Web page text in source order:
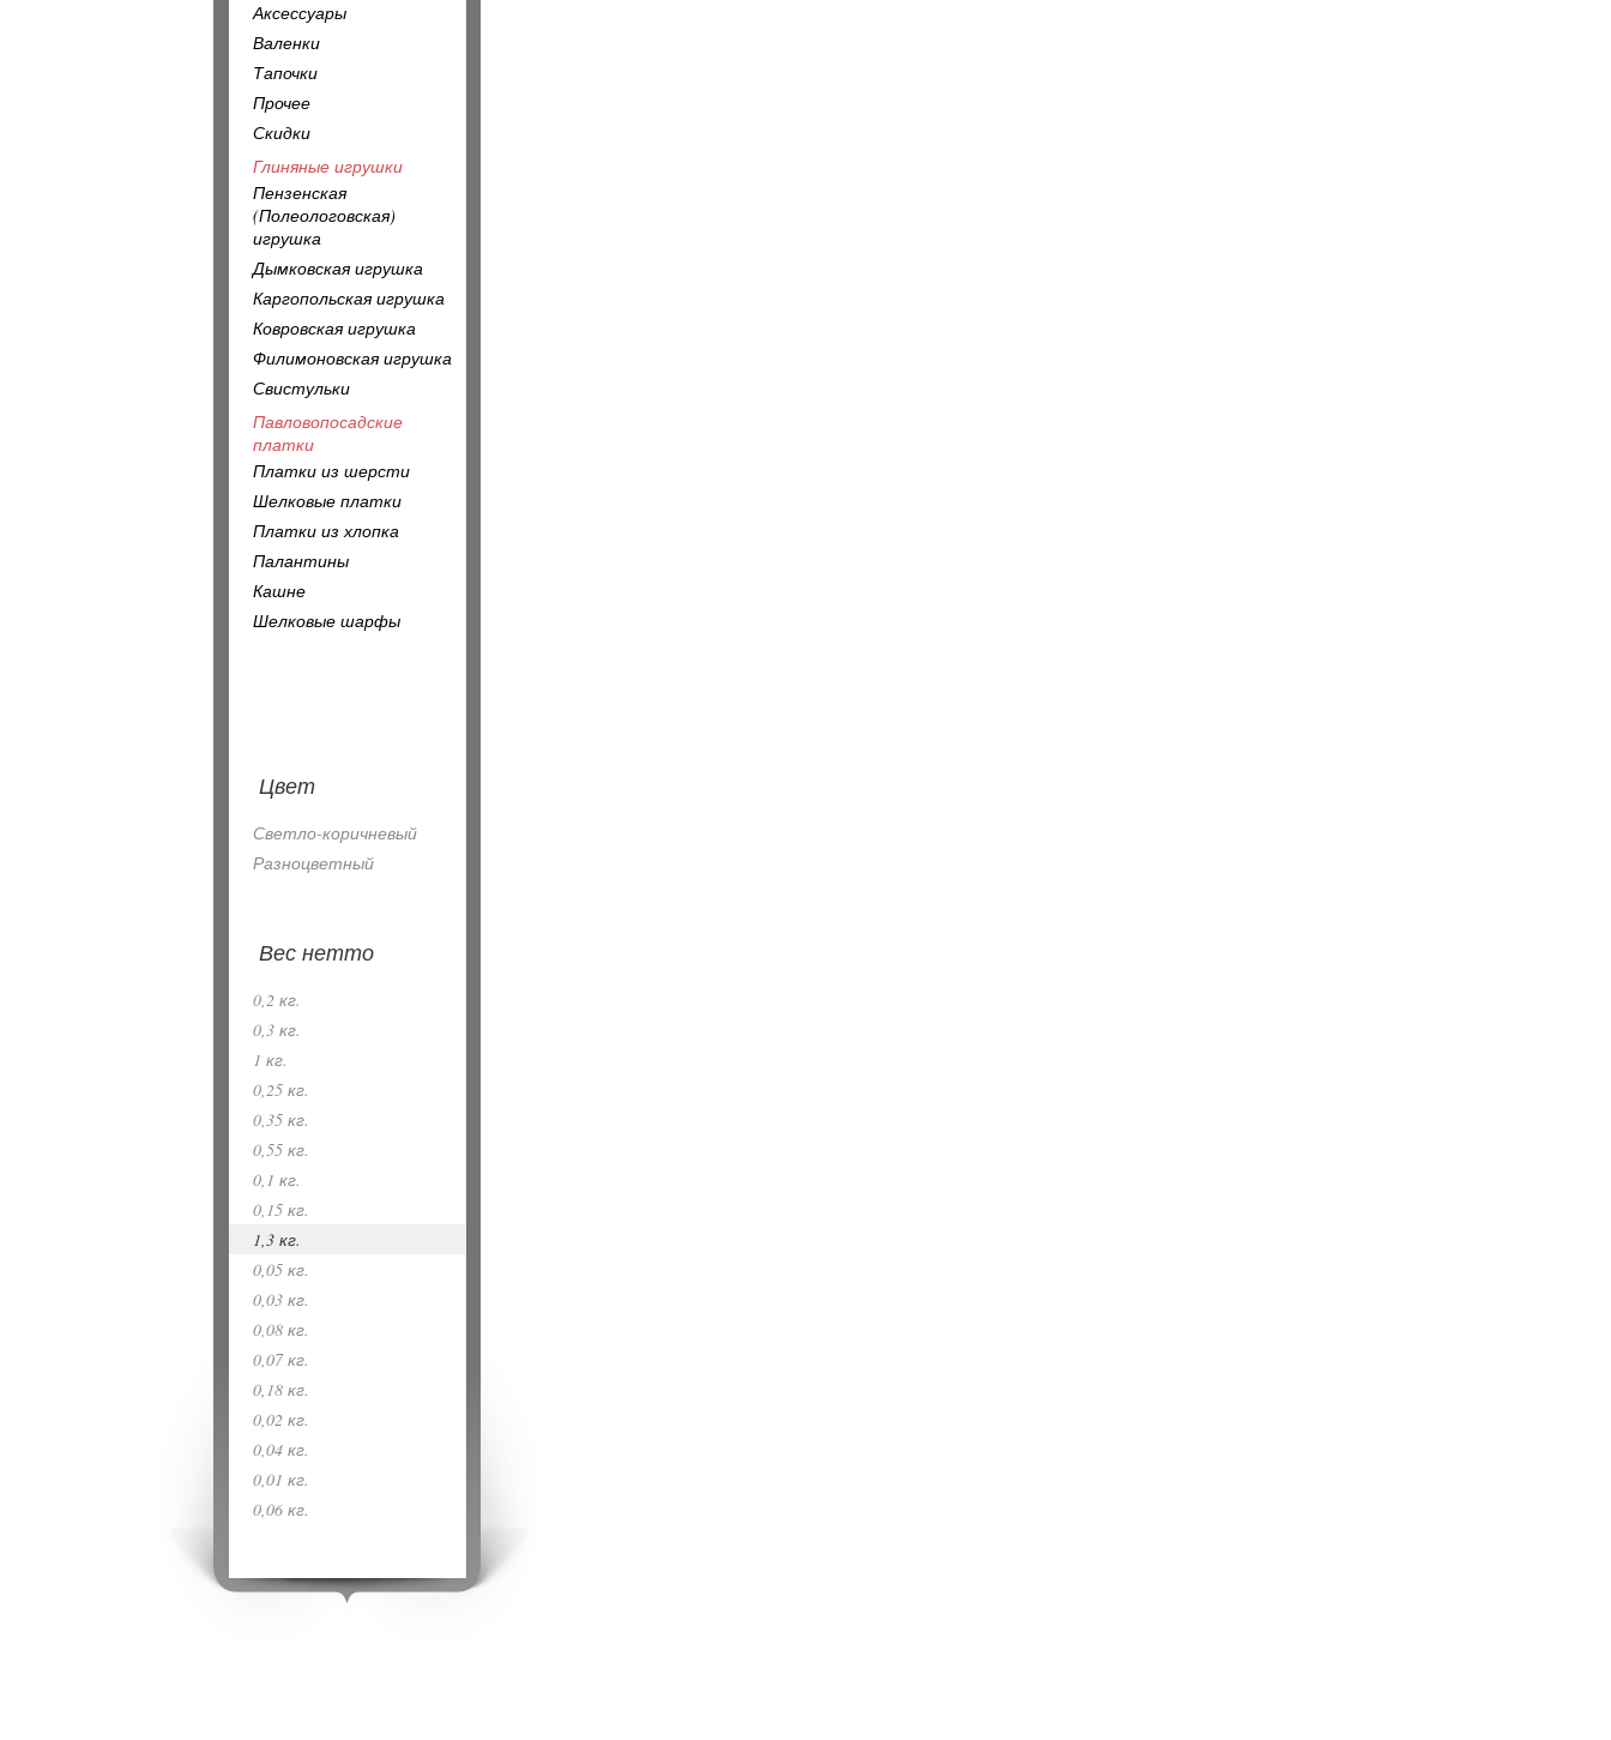
Аксессуары
Валенки
Тапочки
Прочее
Скидки
Глиняные игрушки
Пензенская
(Полеологовская)
игрушка
Дымковская игрушка
Каргопольская игрушка
Ковровская игрушка
Филимоновская игрушка
Свистульки
Павловопосадские
платки
Платки из шерсти
Шелковые платки
Платки из хлопка
Палантины
Кашне
Шелковые шарфы
Цвет
Светло-коричневый
Разноцветный
Вес нетто
0,2 кг.
0,3 кг.
1 кг.
0,25 кг.
0,35 кг.
0,55 кг.
0,1 кг.
0,15 кг.
1,3 кг.
0,05 кг.
0,03 кг.
0,08 кг.
0,07 кг.
0,18 кг.
0,02 кг.
0,04 кг.
0,01 кг.
0,06 кг.